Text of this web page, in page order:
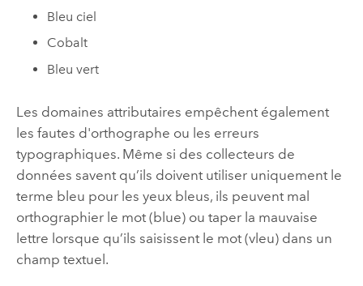
Bleu ciel
Cobalt
Bleu vert
Les domaines attributaires empêchent également
les fautes d'orthographe ou les erreurs
typographiques. Même si des collecteurs de
données savent qu’ils doivent utiliser uniquement le
terme bleu pour les yeux bleus, ils peuvent mal
orthographier le mot (blue) ou taper la mauvaise
lettre lorsque qu’ils saisissent le mot (vleu) dans un
champ textuel.